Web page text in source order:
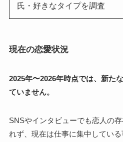
氏・好きなタイプを調査
現在の恋愛状況
2025年〜2026年時点では、新た
ていません。
SNSやインタビューでも恋人の
れず、現在は仕事に集中してい